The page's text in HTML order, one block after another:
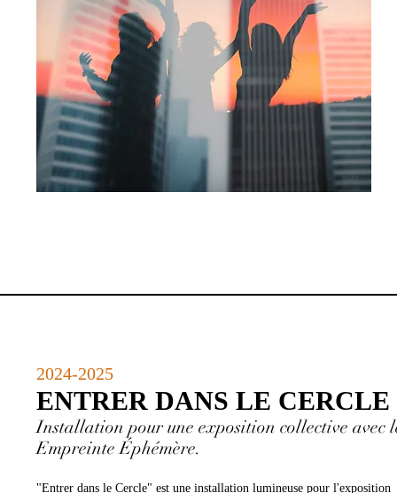
ENTRER DANS LE CERCLE
2024-2025
Installation pour une exposition collective avec
Empreinte Éphémère.
"Entrer dans le Cercle" est une installation lumineuse pour l'exposition